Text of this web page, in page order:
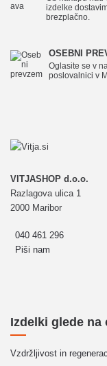
izdelke
brezplačno.
OSEBNI
Oglasite se v
poslovalnici v
VITJASHOP d.o.o.
Razlagova ulica 1
2000 Maribor
040 461 296
Piši nam
Izdelki glede na
Vzdržljivost in